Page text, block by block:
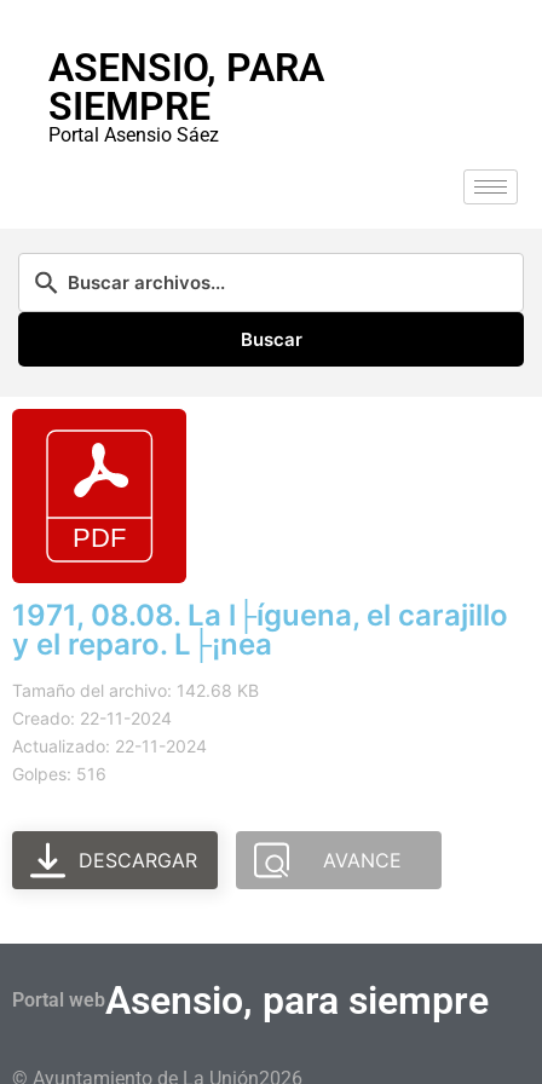
ASENSIO, PARA
SIEMPRE
Portal Asensio Sáez
Buscar
1971, 08.08. La l├íguena, el carajillo
y el reparo. L├¡nea
Tamaño del archivo: 142.68 KB
Creado: 22-11-2024
Actualizado: 22-11-2024
Golpes: 516
DESCARGAR AVANCE
Portal webAsensio, para siempre
© Ayuntamiento de La Unión2026